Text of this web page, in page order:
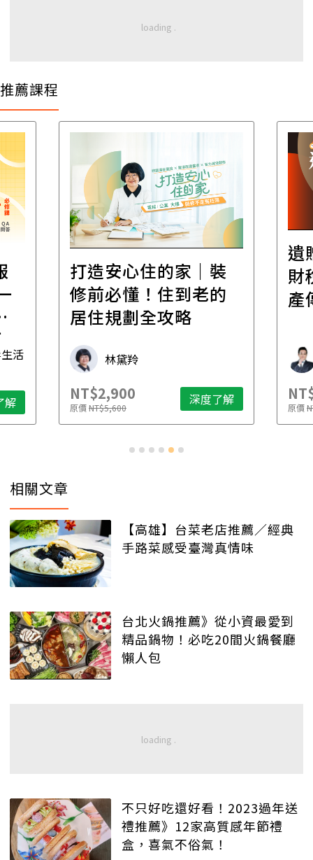
推薦課程
活
解
打造安心住的家｜裝
修前必懂！住到老的
居住規劃全攻略
林黛羚
NT$2,900
原價NT$5,600 深度了解
遺
財
產
原價
相關文章
【高雄】台菜老店推薦／經典
手路菜感受臺灣真情味
台北火鍋推薦》從小資最愛到
精品鍋物！必吃20間火鍋餐廳
懶人包
不只好吃還好看！2023過年送
禮推薦》12家高質感年節禮
盒，喜氣不俗氣！